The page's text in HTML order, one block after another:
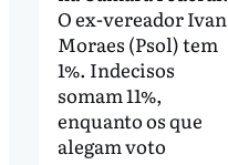
O ex-vereador Ivan
Moraes (Psol) tem
1%. Indecisos
somam 11%,
enquanto os que
alegam voto